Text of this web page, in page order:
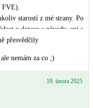
FVE).
starostí z mé strany. Po
o dotace a návody, ani s
o 5x a tak jsem připraven
přesvědčily
nemám za co ;)
19. února 2025